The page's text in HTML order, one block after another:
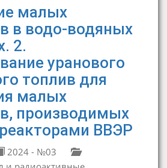
малых
в водо-водяных
2.
уранового
топлив для
малых
производимых
ВВЭР
2024 - №03